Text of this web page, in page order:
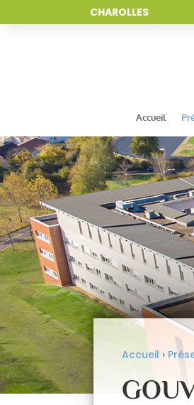
CHAROLLES
Accueil
Accueil ›